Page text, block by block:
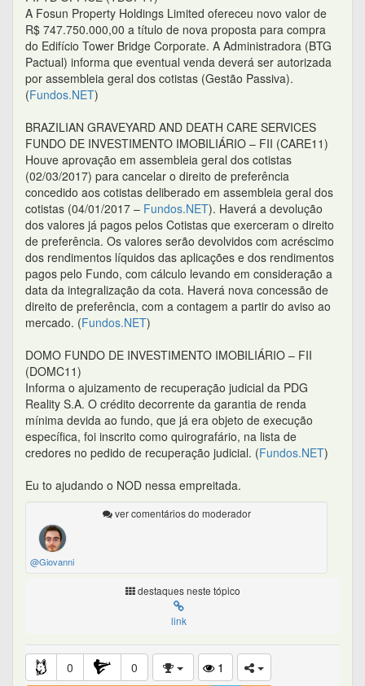
A Fosun Property Holdings Limited ofereceu novo valor de
R$ 747.750.000,00 a título de nova proposta para compra
do Edifício Tower Bridge Corporate. A Administradora (BTG
Pactual) informa que eventual venda deverá ser autorizada
por assembleia geral dos cotistas (Gestão Passiva).
(Fundos.NET)
BRAZILIAN GRAVEYARD AND DEATH CARE SERVICES
FUNDO DE INVESTIMENTO IMOBILIÁRIO – FII (CARE11)
Houve aprovação em assembleia geral dos cotistas
(02/03/2017) para cancelar o direito de preferência
concedido aos cotistas deliberado em assembleia geral dos
cotistas (04/01/2017 – Fundos.NET). Haverá a devolução
dos valores já pagos pelos Cotistas que exerceram o direito
de preferência. Os valores serão devolvidos com acréscimo
dos rendimentos líquidos das aplicações e dos rendimentos
pagos pelo Fundo, com cálculo levando em consideração a
data da integralização da cota. Haverá nova concessão de
direito de preferência, com a contagem a partir do aviso ao
mercado. (Fundos.NET)
DOMO FUNDO DE INVESTIMENTO IMOBILIÁRIO – FII
(DOMC11)
Informa o ajuizamento de recuperação judicial da PDG
Reality S.A. O crédito decorrente da garantia de renda
mínima devida ao fundo, que já era objeto de execução
específica, foi inscrito como quirografário, na lista de
credores no pedido de recuperação judicial. (Fundos.NET)
Eu to ajudando o NOD nessa empreitada.
ver comentários do moderador
@Giovanni
destaques neste tópico
link
0 0 1